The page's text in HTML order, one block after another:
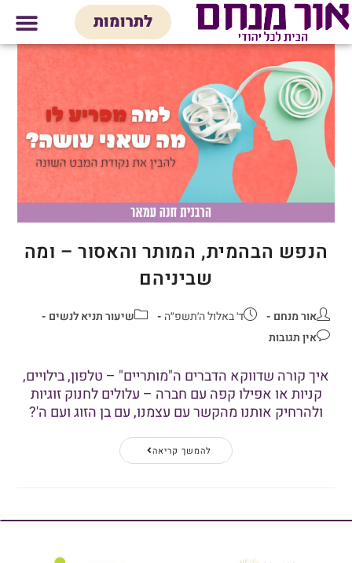
לתוכן
לתרומות
הנפש הבהמית, המותר והאסור – ומה
שביניהם
אור מנחם ד׳ באלול ה׳תשפ״ה
שיעור תניא לנשים
אין תגובות
איך קורה שדווקא הדברים ה"מותריים" – טלפון, בילויים,
קניות או אפילו קפה עם חברה – עלולים לחנוק זוגיות
ולהרחיק אותנו מהקשר עם עצמנו, עם בן הזוג ועם ה'?
להמשך קריאה